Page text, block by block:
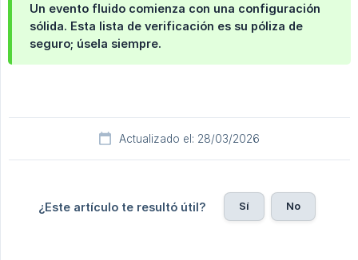
Un evento fluido comienza con una configuración
sólida. Esta lista de verificación es su póliza de
seguro; úsela siempre.
Actualizado el: 28/03/2026
¿Este artículo te resultó útil? Sí No